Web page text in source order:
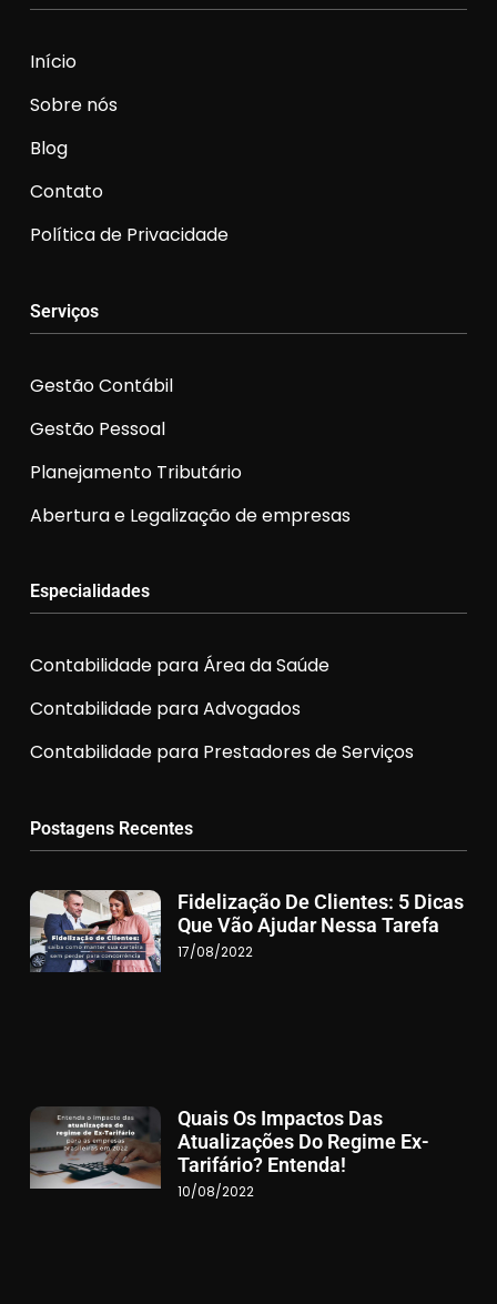
Início
Sobre nós
Blog
Contato
Política de Privacidade
Serviços
Gestão Contábil
Gestão Pessoal
Planejamento Tributário
Abertura e Legalização de empresas
Especialidades
Contabilidade para Área da Saúde
Contabilidade para Advogados
Contabilidade para Prestadores de Serviços
Postagens Recentes
Fidelização De Clientes: 5 Dicas
Que Vão Ajudar Nessa Tarefa
17/08/2022
Quais Os Impactos Das
Atualizações Do Regime Ex-
Tarifário? Entenda!
10/08/2022